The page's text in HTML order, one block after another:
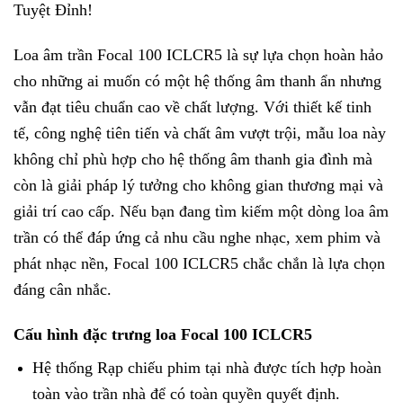
Tuyệt Đỉnh!
Loa âm trần Focal 100 ICLCR5 là sự lựa chọn hoàn hảo
cho những ai muốn có một hệ thống âm thanh ẩn nhưng
vẫn đạt tiêu chuẩn cao về chất lượng. Với thiết kế tinh
tế, công nghệ tiên tiến và chất âm vượt trội, mẫu loa này
không chỉ phù hợp cho hệ thống âm thanh gia đình mà
còn là giải pháp lý tưởng cho không gian thương mại và
giải trí cao cấp. Nếu bạn đang tìm kiếm một dòng loa âm
trần có thể đáp ứng cả nhu cầu nghe nhạc, xem phim và
phát nhạc nền, Focal 100 ICLCR5 chắc chắn là lựa chọn
đáng cân nhắc.
Cấu hình đặc trưng loa Focal 100 ICLCR5
Hệ thống Rạp chiếu phim tại nhà được tích hợp hoàn
toàn vào trần nhà để có toàn quyền quyết định.